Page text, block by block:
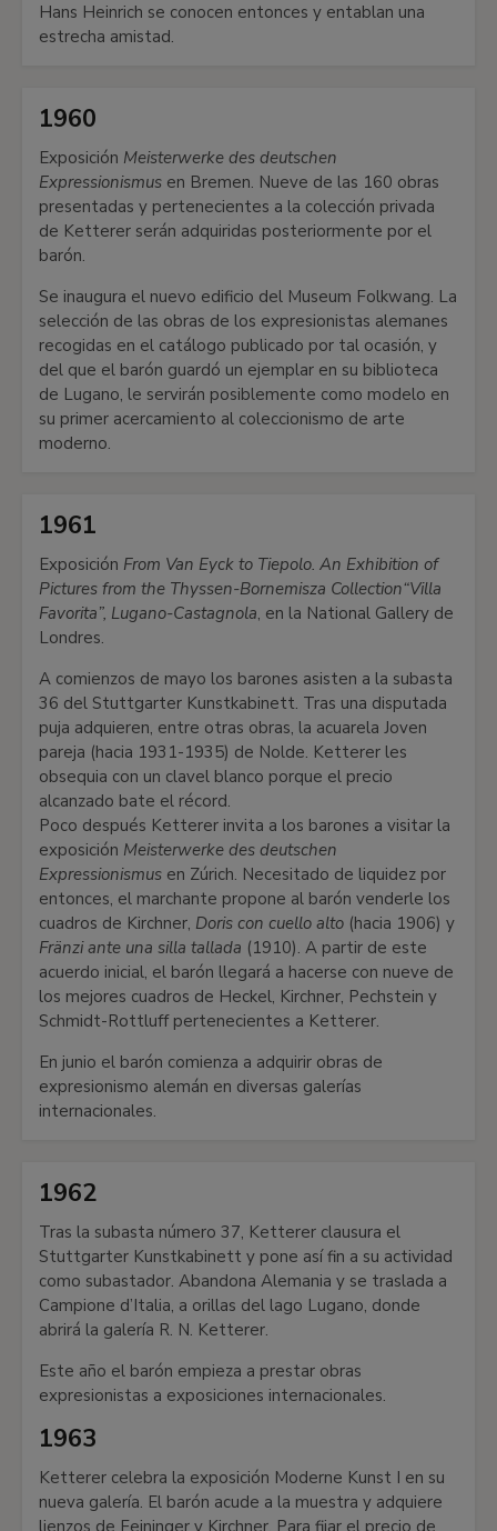
Hans Heinrich se conocen entonces y entablan una
estrecha amistad.
1960
Exposición Meisterwerke des deutschen
Expressionismus en Bremen. Nueve de las 160 obras
presentadas y pertenecientes a la colección privada
de Ketterer serán adquiridas posteriormente por el
barón.
Se inaugura el nuevo edificio del Museum Folkwang. La
selección de las obras de los expresionistas alemanes
recogidas en el catálogo publicado por tal ocasión, y
del que el barón guardó un ejemplar en su biblioteca
de Lugano, le servirán posiblemente como modelo en
su primer acercamiento al coleccionismo de arte
moderno.
1961
Exposición From Van Eyck to Tiepolo. An Exhibition of
Pictures from the Thyssen-Bornemisza Collection“Villa
Favorita”, Lugano-Castagnola, en la National Gallery de
Londres.
A comienzos de mayo los barones asisten a la subasta
36 del Stuttgarter Kunstkabinett. Tras una disputada
puja adquieren, entre otras obras, la acuarela Joven
pareja (hacia 1931-1935) de Nolde. Ketterer les
obsequia con un clavel blanco porque el precio
alcanzado bate el récord.
Poco después Ketterer invita a los barones a visitar la
exposición Meisterwerke des deutschen
Expressionismus en Zúrich. Necesitado de liquidez por
entonces, el marchante propone al barón venderle los
cuadros de Kirchner, Doris con cuello alto (hacia 1906) y
Fränzi ante una silla tallada (1910). A partir de este
acuerdo inicial, el barón llegará a hacerse con nueve de
los mejores cuadros de Heckel, Kirchner, Pechstein y
Schmidt-Rottluff pertenecientes a Ketterer.
En junio el barón comienza a adquirir obras de
expresionismo alemán en diversas galerías
internacionales.
1962
Tras la subasta número 37, Ketterer clausura el
Stuttgarter Kunstkabinett y pone así fin a su actividad
como subastador. Abandona Alemania y se traslada a
Campione d’Italia, a orillas del lago Lugano, donde
abrirá la galería R. N. Ketterer.
Este año el barón empieza a prestar obras
expresionistas a exposiciones internacionales.
1963
Ketterer celebra la exposición Moderne Kunst I en su
nueva galería. El barón acude a la muestra y adquiere
lienzos de Feininger y Kirchner. Para fijar el precio de